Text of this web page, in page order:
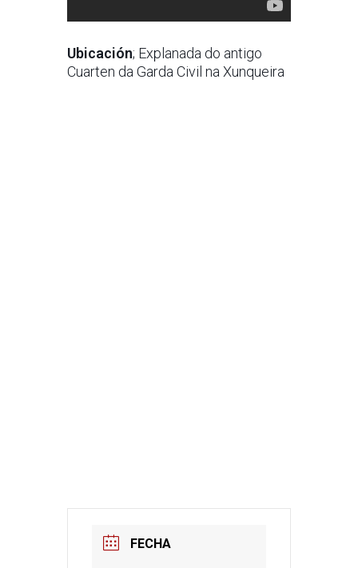
Ubicación; Explanada do antigo
Cuarten da Garda Civil na Xunqueira
FECHA